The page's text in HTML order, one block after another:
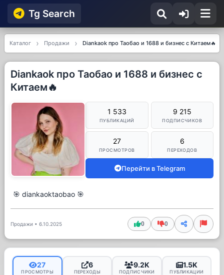
Tg Searсh
Каталог Продажи Diankaok про Таобао и 1688 и бизнес с Китаем🔥
Diankaok про Таобао и 1688 и бизнес с
Китаем🔥
1 533
ПУБЛИКАЦИЙ
9 215
ПОДПИСЧИКОВ
27
ПРОСМОТРОВ
6
ПЕРЕХОДОВ
Перейти в Telegram
🎯 diankaoktaobao 🎯
Продажи • 6.10.2025 0 0
27
ПРОСМОТРЫ
6
ПЕРЕХОДЫ
9.2K
ПОДПИСЧИКИ
1.5K
ПУБЛИКАЦИИ